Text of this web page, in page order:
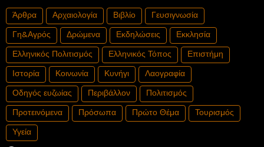
Άρθρα Αρχαιολογία Βιβλίο Γευσιγνωσία
Γη&Αγρός Δρώμενα Εκδηλώσεις Εκκλησία
Ελληνικός Πολιτισμός Ελληνικός Τόπος Επιστήμη
Ιστορία Κοινωνία Κυνήγι Λαογραφία
Οδηγός ευζωίας Περιβάλλον Πολιτισμός
Προτεινόμενα Πρόσωπα Πρώτο Θέμα Τουρισμός
Υγεία